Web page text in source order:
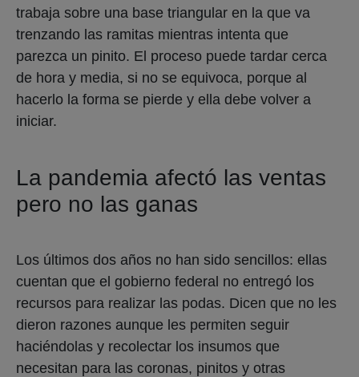
trabaja sobre una base triangular en la que va
trenzando las ramitas mientras intenta que
parezca un pinito. El proceso puede tardar cerca
de hora y media, si no se equivoca, porque al
hacerlo la forma se pierde y ella debe volver a
iniciar.
La pandemia afectó las ventas
pero no las ganas
Los últimos dos años no han sido sencillos: ellas
cuentan que el gobierno federal no entregó los
recursos para realizar las podas. Dicen que no les
dieron razones aunque les permiten seguir
haciéndolas y recolectar los insumos que
necesitan para las coronas, pinitos y otras